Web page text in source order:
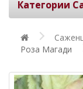
Категории
Роза Магади